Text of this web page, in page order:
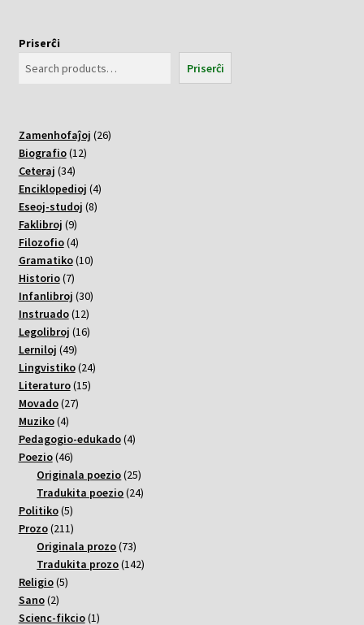
Priserĉi
Priserĉi
Zamenhofaĵoj 2626
Biografio 1212
Ceteraj 3434
varoj
Enciklopedioj 44
Eseoj-studoj 88
Faklibroj 99
varoj
Filozofio 44
varoj
Gramatiko 1010
Historio 77
varoj
Infanlibroj 3030
Instruado 1212
varoj
Legolibroj 1616
Lerniloj 4949
varoj
Lingvistiko 2424
Literaturo 1515
Movado 2727
Muziko 44
varoj
Pedagogio-edukado 44
Poezio 4646
varoj
Originala poezio 2525
varoj
Tradukita poezio 2424
Politiko 55
varoj
Prozo 211211
varoj
Originala prozo 7373
varoj
Tradukita prozo 142142
Religio 55
Sano 22
varoj
Scienc-fikcio 11